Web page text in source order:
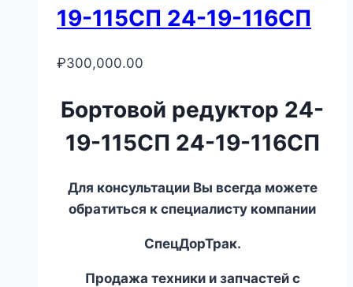
19-115СП 24-19-116СП
₽300,000.00
Бортовой редуктор 24-
19-115СП 24-19-116СП
Для консультации Вы всегда можете
обратиться к специалисту компании
СпецДорТрак.
Продажа техники и запчастей с